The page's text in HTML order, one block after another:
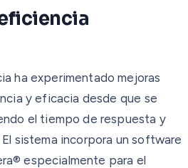
ha experimentado mejoras
y eficacia desde que se
el tiempo de respuesta y
sistema incorpora un software
especialmente para el